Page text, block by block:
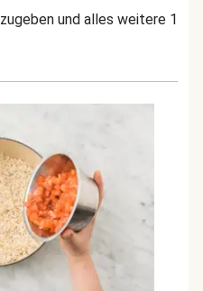
zugeben und alles weitere 1